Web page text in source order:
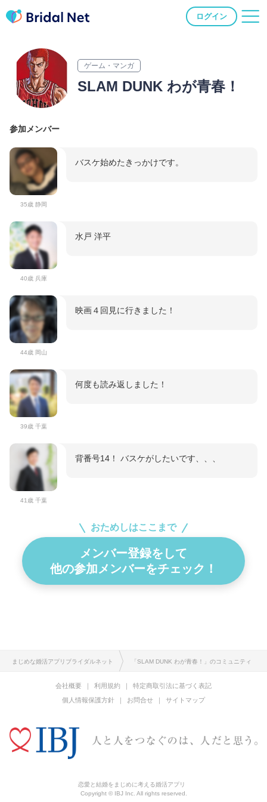
ログイン
ゲーム・マンガ
SLAM DUNK わが青春！
参加メンバー
35歳 静岡
バスケ始めたきっかけです。
40歳 兵庫
水戸 洋平
44歳 岡山
映画４回見に行きました！
39歳 千葉
何度も読み返しました！
41歳 千葉
背番号14！ バスケがしたいです、、、
おためしはここまで
メンバー登録をして
他の参加メンバーをチェック！
まじめな婚活アプリブライダルネット 「SLAM DUNK わが青春！」のコミュニティ
会社概要 利用規約
特定商取引法に基づく表記
個人情報保護方針
お問合せ サイトマップ
恋愛と結婚をまじめに考える婚活アプリ
Copyright © IBJ Inc. All rights reserved.